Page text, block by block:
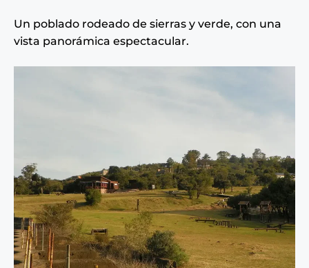
Un poblado rodeado de sierras y verde, con una
vista panorámica espectacular.